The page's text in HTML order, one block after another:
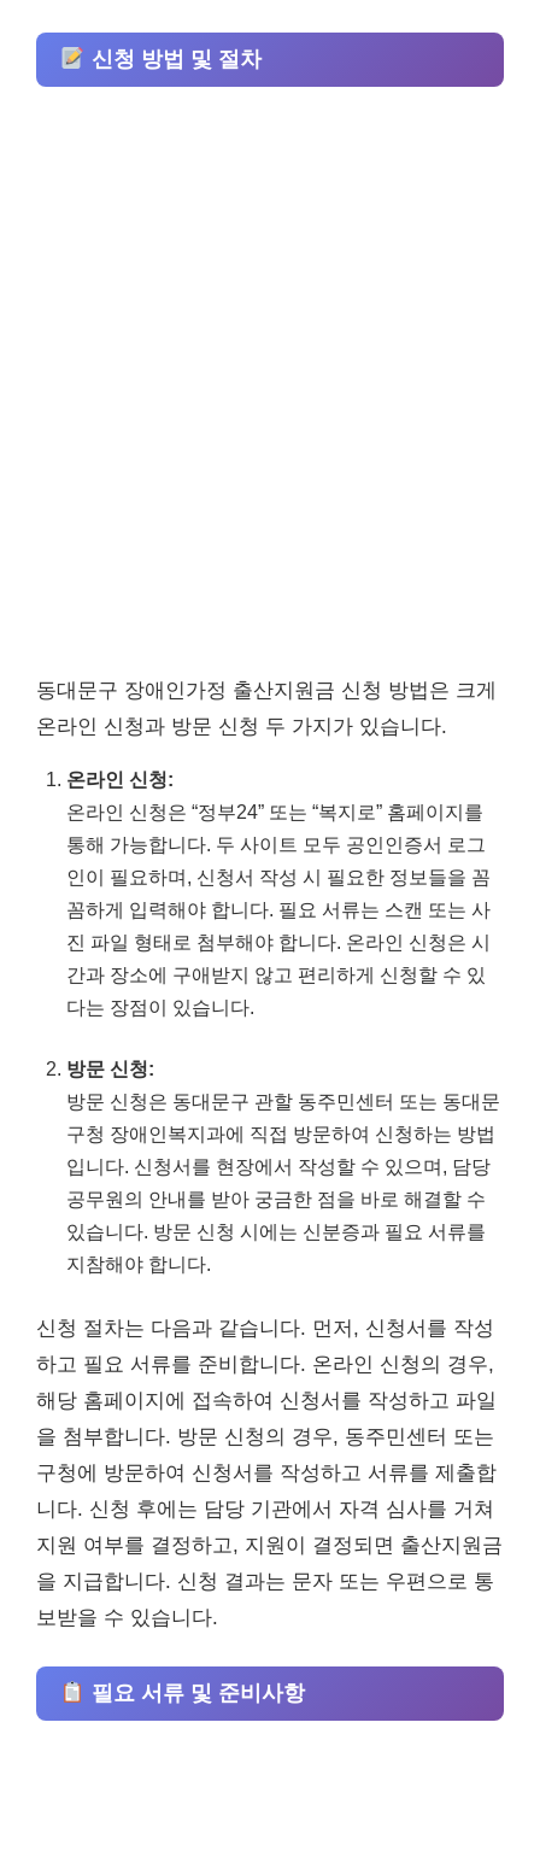
신청 방법 및 절차
동대문구 장애인가정 출산지원금 신청 방법은 크게
온라인 신청과 방문 신청 두 가지가 있습니다.
온라인 신청:
온라인 신청은 “정부24” 또는 “복지로” 홈페이지를
통해 가능합니다. 두 사이트 모두 공인인증서 로그
인이 필요하며, 신청서 작성 시 필요한 정보들을 꼼
꼼하게 입력해야 합니다. 필요 서류는 스캔 또는 사
진 파일 형태로 첨부해야 합니다. 온라인 신청은 시
간과 장소에 구애받지 않고 편리하게 신청할 수 있
다는 장점이 있습니다.
방문 신청:
방문 신청은 동대문구 관할 동주민센터 또는 동대문
구청 장애인복지과에 직접 방문하여 신청하는 방법
입니다. 신청서를 현장에서 작성할 수 있으며, 담당
공무원의 안내를 받아 궁금한 점을 바로 해결할 수
있습니다. 방문 신청 시에는 신분증과 필요 서류를
지참해야 합니다.
신청 절차는 다음과 같습니다. 먼저, 신청서를 작성
하고 필요 서류를 준비합니다. 온라인 신청의 경우,
해당 홈페이지에 접속하여 신청서를 작성하고 파일
을 첨부합니다. 방문 신청의 경우, 동주민센터 또는
구청에 방문하여 신청서를 작성하고 서류를 제출합
니다. 신청 후에는 담당 기관에서 자격 심사를 거쳐
지원 여부를 결정하고, 지원이 결정되면 출산지원금
을 지급합니다. 신청 결과는 문자 또는 우편으로 통
보받을 수 있습니다.
필요 서류 및 준비사항